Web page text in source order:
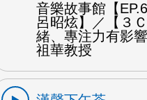
音樂故事館【
呂昭炫】／【３
緒、專注力有影
祖華教授